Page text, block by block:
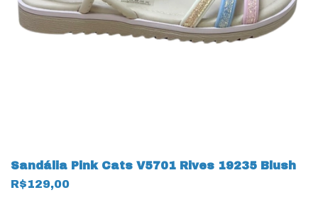
Sandália Pink Cats V5701 Rives 19235 Blush
R$129,00